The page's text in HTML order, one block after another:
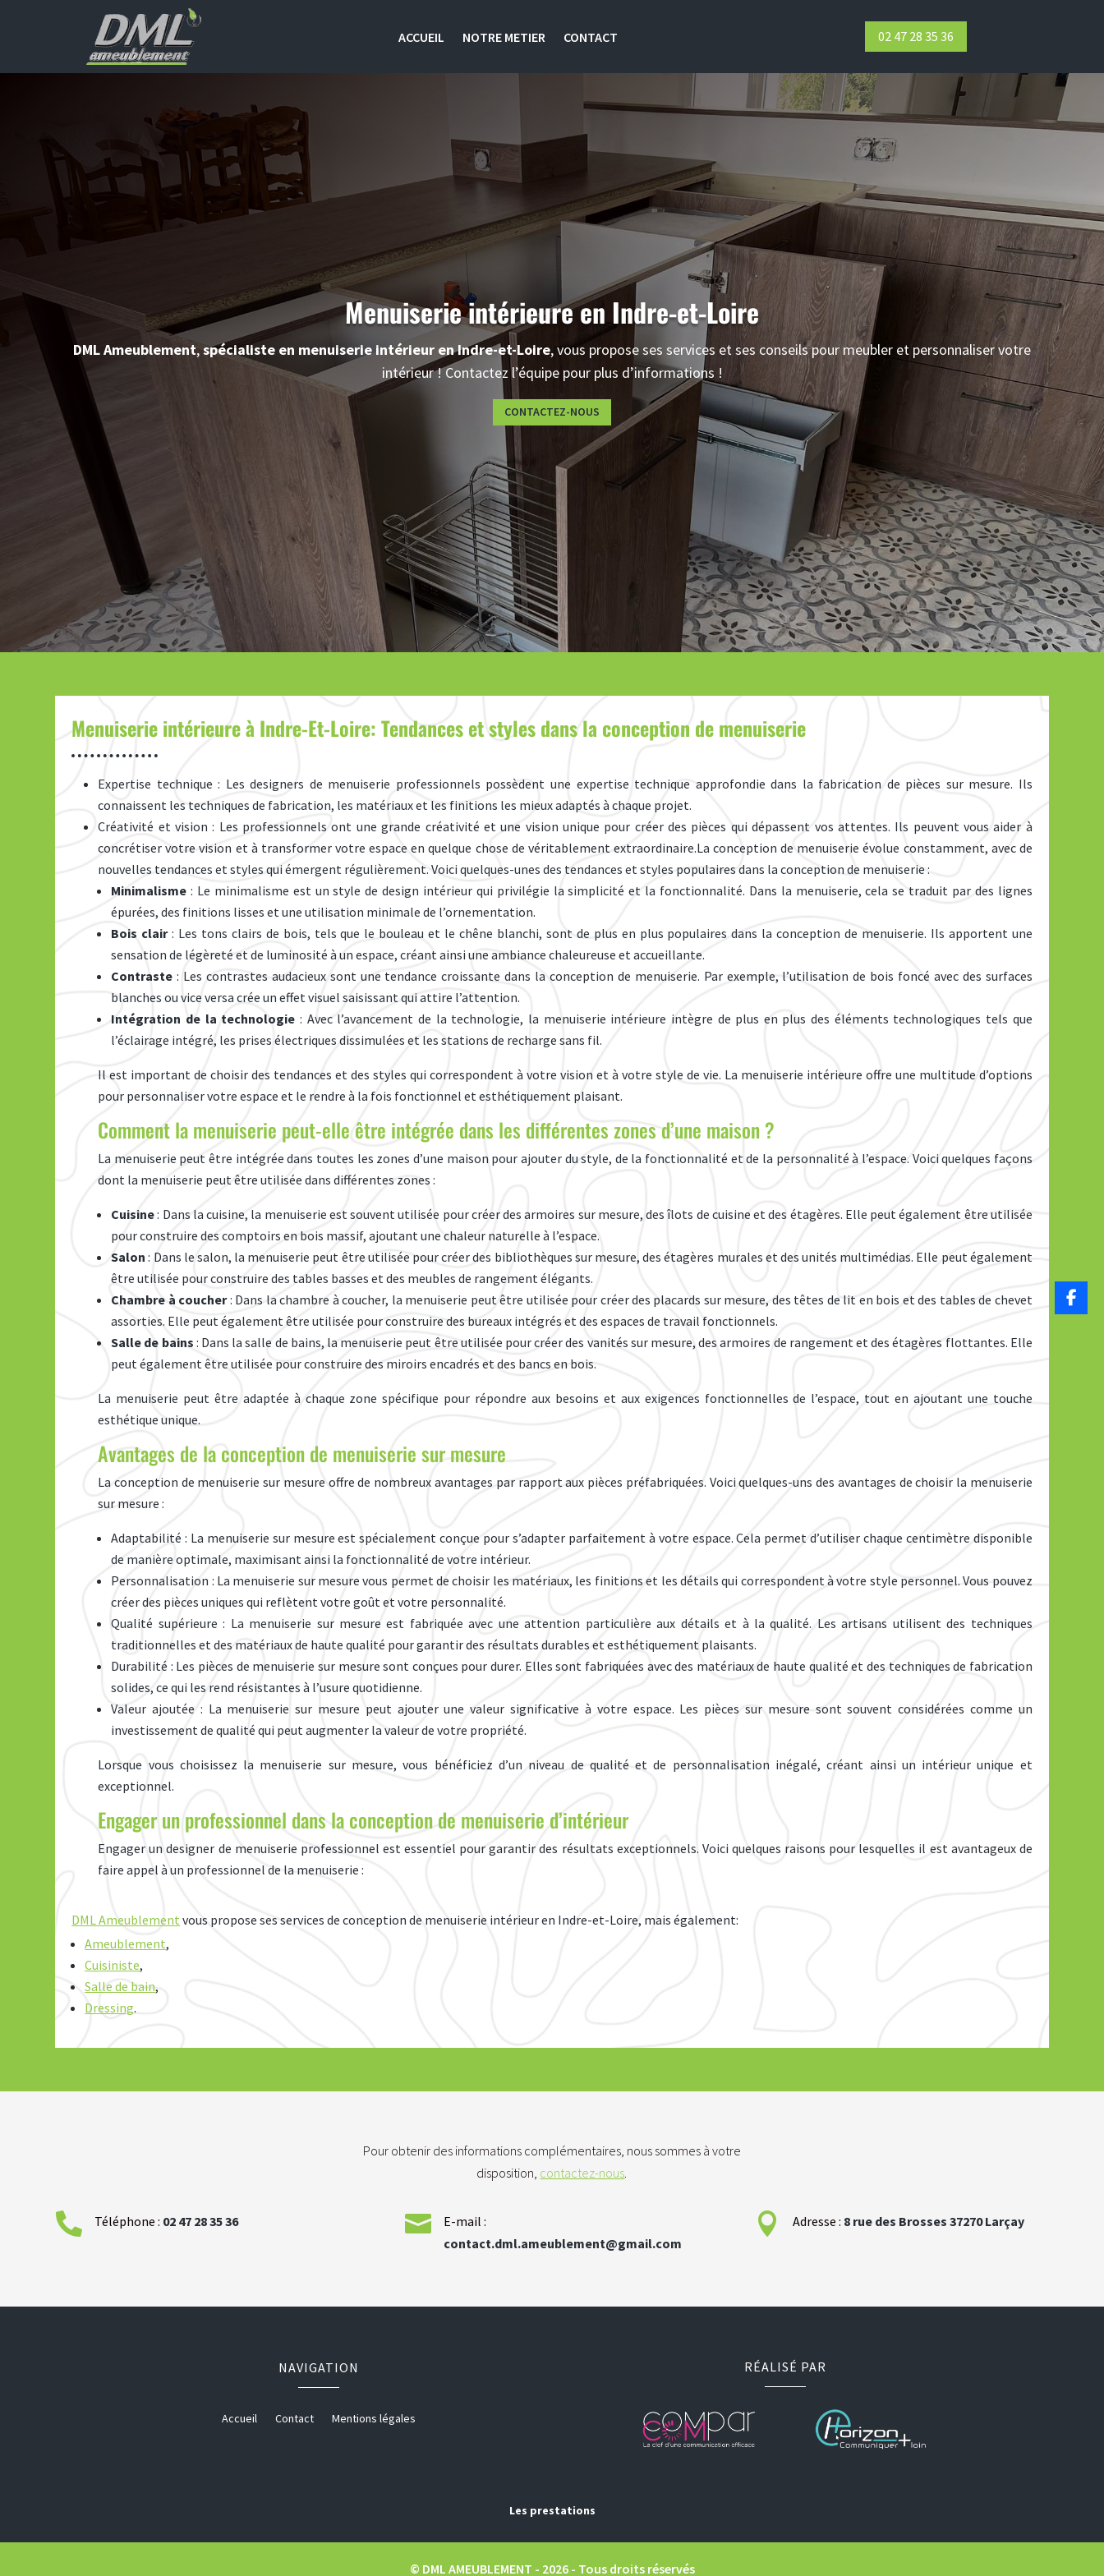
ACCUEIL NOTRE METIER CONTACT 02 47 28 35 36
Menuiserie intérieureen Indre-et-Loire
DMLAmeublement,spécialiste en menuiserie intérieur en Indre-et-Loire, vous propose ses services et ses conseils pour meubler et personnaliser votre
intérieur ! Contactez l’équipe pour plus d’informations !
CONTACTEZ-NOUS
Menuiserie intérieure à Indre-Et-Loire: Tendances et styles dans la conception de menuiserie
Expertise technique : Les designers de menuiserie professionnels possèdent une expertise technique approfondie dans la fabrication de pièces sur mesure. Ils
connaissent les techniques de fabrication, les matériaux et les finitions les mieux adaptés à chaque projet.
Créativité et vision : Les professionnels ont une grande créativité et une vision unique pour créer des pièces qui dépassent vos attentes. Ils peuvent vous aider à
concrétiser votre vision et à transformer votre espace en quelque chose de véritablement extraordinaire.La conception de menuiserie évolue constamment, avec de
nouvelles tendances et styles qui émergent régulièrement. Voici quelques-unes des tendances et styles populaires dans la conception de menuiserie :
Minimalisme : Le minimalisme est un style de design intérieur qui privilégie la simplicité et la fonctionnalité. Dans la menuiserie, cela se traduit par des lignes
épurées, des finitions lisses et une utilisation minimale de l’ornementation.
Bois clair : Les tons clairs de bois, tels que le bouleau et le chêne blanchi, sont de plus en plus populaires dans la conception de menuiserie. Ils apportent une
sensation de légèreté et de luminosité à un espace, créant ainsi une ambiance chaleureuse et accueillante.
Contraste : Les contrastes audacieux sont une tendance croissante dans la conception de menuiserie. Par exemple, l’utilisation de bois foncé avec des surfaces
blanches ou vice versa crée un effet visuel saisissant qui attire l’attention.
Intégration de la technologie : Avec l’avancement de la technologie, la menuiserie intérieure intègre de plus en plus des éléments technologiques tels que
l’éclairage intégré, les prises électriques dissimulées et les stations de recharge sans fil.
Il est important de choisir des tendances et des styles qui correspondent à votre vision et à votre style de vie. La menuiserie intérieure offre une multitude d’options
pour personnaliser votre espace et le rendre à la fois fonctionnel et esthétiquement plaisant.
Comment la menuiserie peut-elle être intégrée dans les différentes zones d’une maison ?
La menuiserie peut être intégrée dans toutes les zones d’une maison pour ajouter du style, de la fonctionnalité et de la personnalité à l’espace. Voici quelques façons
dont la menuiserie peut être utilisée dans différentes zones :
Cuisine: Dans la cuisine, la menuiserie est souvent utilisée pour créer des armoires sur mesure, des îlots de cuisine et des étagères. Elle peut également être utilisée
pour construire des comptoirs en bois massif, ajoutant une chaleur naturelle à l’espace.
Salon : Dans le salon, la menuiserie peut être utilisée pour créer des bibliothèques sur mesure, des étagères murales et des unités multimédias. Elle peut également
être utilisée pour construire des tables basses et des meubles de rangement élégants.
Chambre à coucher: Dans la chambre à coucher, la menuiserie peut être utilisée pour créer des placards sur mesure, des têtes de lit en bois et des tables de chevet
assorties. Elle peut également être utilisée pour construire des bureaux intégrés et des espaces de travail fonctionnels.
Salle de bains : Dans la salle de bains, la menuiserie peut être utilisée pour créer des vanités sur mesure, des armoires de rangement et des étagères flottantes. Elle
peut également être utilisée pour construire des miroirs encadrés et des bancs en bois.
La menuiserie peut être adaptée à chaque zone spécifique pour répondre aux besoins et aux exigences fonctionnelles de l’espace, tout en ajoutant une touche
esthétique unique.
Avantages de la conception de menuiserie sur mesure
La conception de menuiserie sur mesure offre de nombreux avantages par rapport aux pièces préfabriquées. Voici quelques-uns des avantages de choisir la menuiserie
sur mesure :
Adaptabilité : La menuiserie sur mesure est spécialement conçue pour s’adapter parfaitement à votre espace. Cela permet d’utiliser chaque centimètre disponible
de manière optimale, maximisant ainsi la fonctionnalité de votre intérieur.
Personnalisation : La menuiserie sur mesure vous permet de choisir les matériaux, les finitions et les détails qui correspondent à votre style personnel. Vous pouvez
créer des pièces uniques qui reflètent votre goût et votre personnalité.
Qualité supérieure : La menuiserie sur mesure est fabriquée avec une attention particulière aux détails et à la qualité. Les artisans utilisent des techniques
traditionnelles et des matériaux de haute qualité pour garantir des résultats durables et esthétiquement plaisants.
Durabilité : Les pièces de menuiserie sur mesure sont conçues pour durer. Elles sont fabriquées avec des matériaux de haute qualité et des techniques de fabrication
solides, ce qui les rend résistantes à l’usure quotidienne.
Valeur ajoutée : La menuiserie sur mesure peut ajouter une valeur significative à votre espace. Les pièces sur mesure sont souvent considérées comme un
investissement de qualité qui peut augmenter la valeur de votre propriété.
Lorsque vous choisissez la menuiserie sur mesure, vous bénéficiez d’un niveau de qualité et de personnalisation inégalé, créant ainsi un intérieur unique et
exceptionnel.
Engager un professionnel dans la conception de menuiserie d’intérieur
Engager un designer de menuiserie professionnel est essentiel pour garantir des résultats exceptionnels. Voici quelques raisons pour lesquelles il est avantageux de
faire appel à un professionnel de la menuiserie :
DML Ameublement vous propose ses services de conception de menuiserie intérieur en Indre-et-Loire, mais également:
Ameublement,
Cuisiniste,
Salle de bain,
Dressing.
Pour obtenir des informations complémentaires, nous sommes à votre
disposition, contactez-nous.
 Téléphone : 02 47 283536 
E-mail :
contact.dml.ameublement@gmail.com
 Adresse : 8 rue des Brosses37270Larçay
NAVIGATION
Accueil Contact Mentions légales
RÉALISÉ PAR
Les prestations
Ameublement à Tours Ameublement en Indre-Et-Loire Ameublement à Saint-Avertin
Ameublement à Chambray-Les-Tours
Menuiserie intérieur en Indre-Et-Loire Menuiserie intérieur à Saint-Avertin
© DML AMEUBLEMENT - 2026 - Tous droits réservés